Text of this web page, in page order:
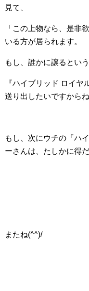
見て、
「この上物なら、是非
いる方が居られます。
もし、誰かに譲るとい
『ハイブリッド ロイヤ
送り出したいですからね
もし、次にウチの『ハ
ーさんは、たしかに得だ
またね(^^)/